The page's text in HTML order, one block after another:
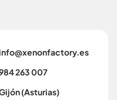
263 007
(Asturias)